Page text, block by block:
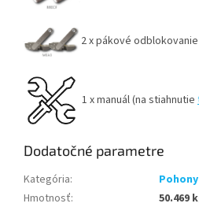
2 x pákové odblokovanie
1 x manuál (na stiahnutie
Dodatočné parametre
Kategória:
Hmotnosť:
50.469